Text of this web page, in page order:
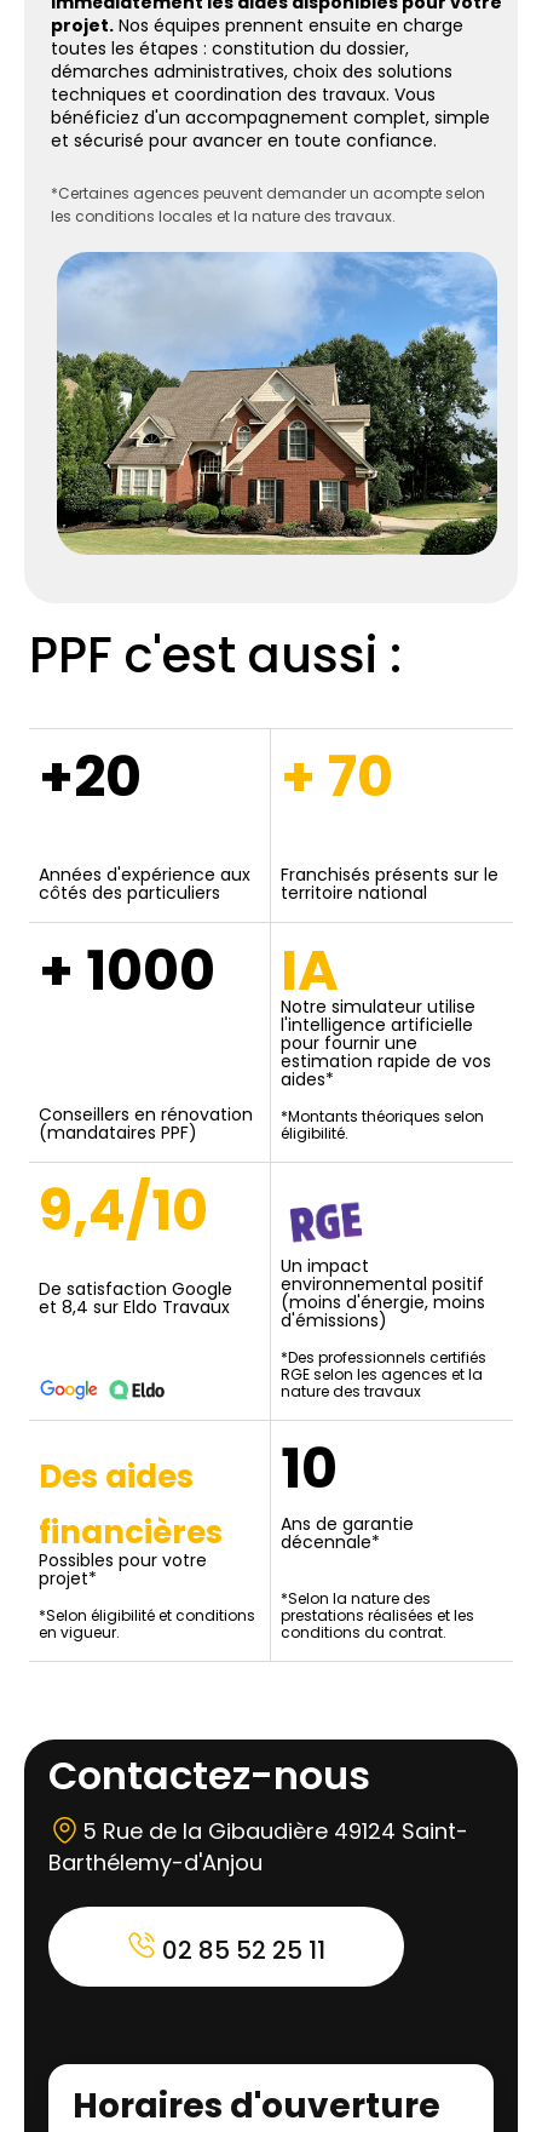
projet. Nos équipes prennent ensuite en charge
toutes les étapes : constitution du dossier,
démarches administratives, choix des solutions
techniques et coordination des travaux. Vous
bénéficiez d'un accompagnement complet, simple
et sécurisé pour avancer en toute confiance.
*Certaines agences peuvent demander un acompte selon
les conditions locales et la nature des travaux.
PPF c'est aussi :
+20
Années d'expérience aux
côtés des particuliers
+ 70
Franchisés présents sur le
territoire national
+ 1000
Conseillers en rénovation
(mandataires PPF)
IA
Notre simulateur utilise
l'intelligence artificielle
pour fournir une
estimation rapide de vos
aides*
*Montants théoriques selon
éligibilité.
9,4/10
De satisfaction Google
et 8,4 sur Eldo Travaux
Un impact
environnemental positif
(moins d'énergie, moins
d'émissions)
*Des professionnels certifiés
RGE selon les agences et la
nature des travaux
Des aides
financières
Possibles pour votre
projet*
*Selon éligibilité et conditions
en vigueur.
10
Ans de garantie
décennale*
*Selon la nature des
prestations réalisées et les
conditions du contrat.
Contactez-nous
5 Rue de la Gibaudière 49124 Saint-
Barthélemy-d'Anjou
02 85 52 25 11
Horaires d'ouverture